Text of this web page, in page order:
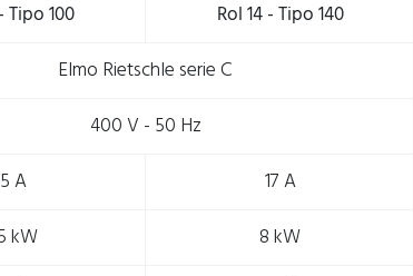
Tipo 100
Rol 14 - Tipo 140
Elmo Rietschle serie C
400 V - 50 Hz
A
17 A
kW
8 kW